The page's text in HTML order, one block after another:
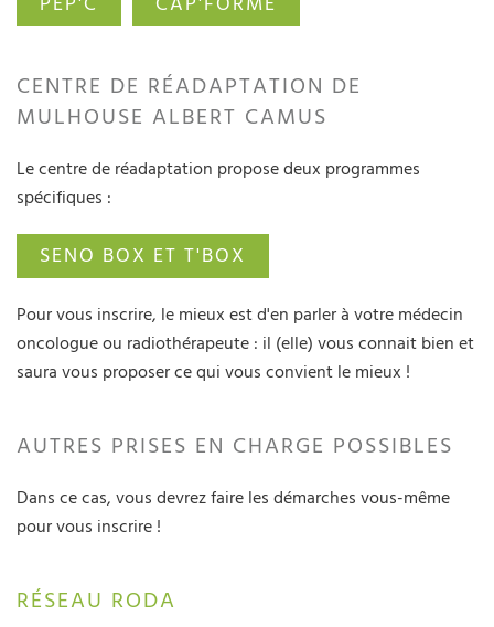
CENTRE DE RÉADAPTATION DE
MULHOUSE ALBERT CAMUS
Le centre de réadaptation propose deux programmes
spécifiques :
SENO BOX ET T'BOX
Pour vous inscrire, le mieux est d'en parler à votre médecin
oncologue ou radiothérapeute : il (elle) vous connait bien et
saura vous proposer ce qui vous convient le mieux !
AUTRES PRISES EN CHARGE POSSIBLES
Dans ce cas, vous devrez faire les démarches vous-même
pour vous inscrire !
RÉSEAU RODA